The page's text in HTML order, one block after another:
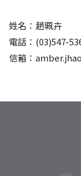
姓名：趙珮卉
電話：(03)547-
信箱：